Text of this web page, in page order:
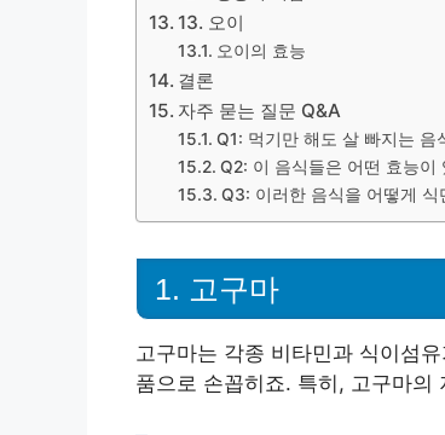
13. 오이
오이의 효능
결론
자주 묻는 질문 Q&A
Q1: 먹기만 해도 살 빠지는 음
Q2: 이 음식들은 어떤 효능이
Q3: 이러한 음식을 어떻게
1. 고구마
고구마는 각종 비타민과 식이섬
품으로 손꼽히죠. 특히, 고구마의